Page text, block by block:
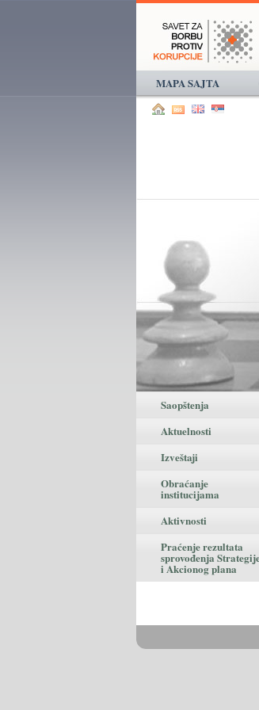
MAPA SAJTA
Saopštenja
Aktuelnosti
Izveštaji
Obraćanje
institucijama
Aktivnosti
Praćenje rezultata
sprovođenja
i Akcionog plana